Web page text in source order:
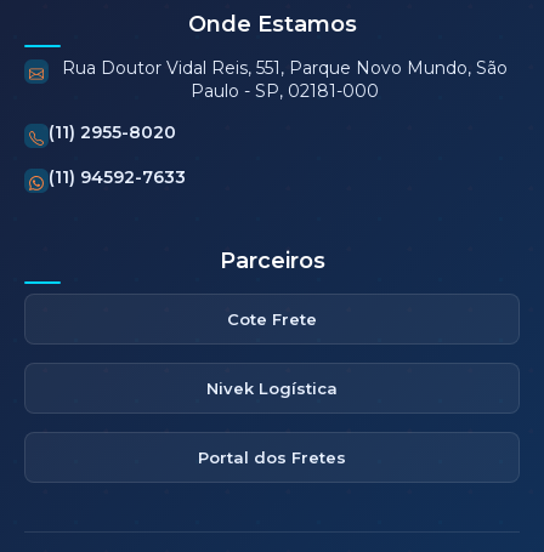
Onde Estamos
Rua Doutor Vidal Reis, 551, Parque Novo Mundo, São
Paulo - SP, 02181-000
(11) 2955-8020
(11) 94592-7633
Parceiros
Cote Frete
Nivek Logística
Portal dos Fretes